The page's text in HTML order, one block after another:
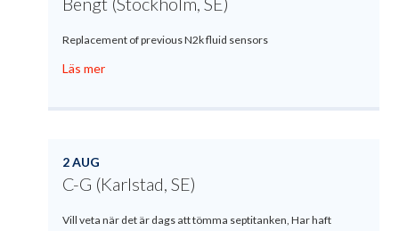
Replacement of previous N2k fluid sensors
Läs mer
2 AUG
C-G (Karlstad, SE)
Vill veta när det är dags att tömma septitanken, Har haft